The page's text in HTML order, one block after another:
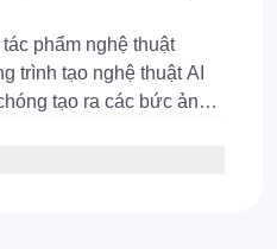
phẩm nghệ thuật
trình tạo nghệ thuật AI
tạo ra các bức ảnh
chỉ trong vài phút.